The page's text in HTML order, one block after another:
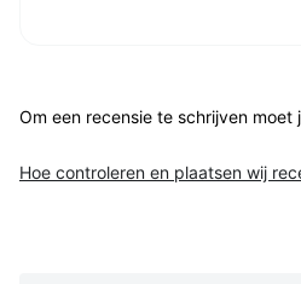
Om een recensie te schrijven moet
Hoe controleren en plaatsen wij